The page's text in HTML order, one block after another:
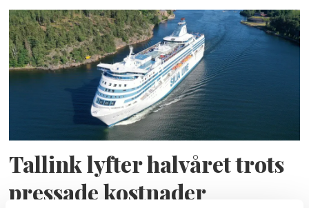
Tallink lyfter halvåret trots
pressade kostnader